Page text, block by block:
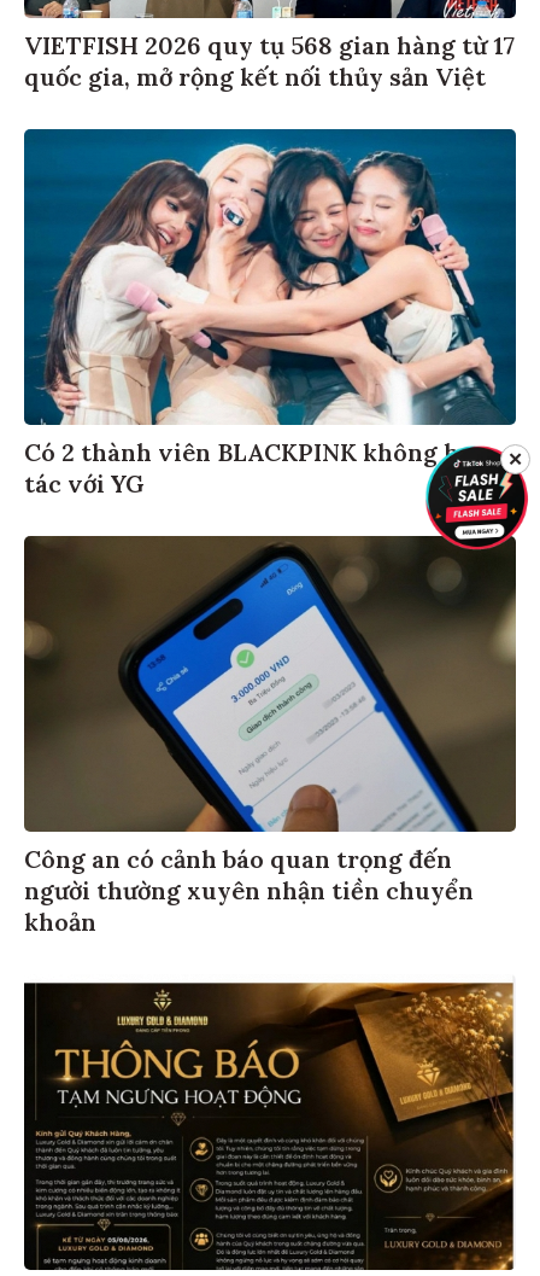
VIETFISH 2026 quy tụ 568 gian hàng từ 17
quốc gia, mở rộng kết nối thủy sản Việt
Có 2 thành viên BLACKPINK không hợp
tác với YG
Công an có cảnh báo quan trọng đến
người thường xuyên nhận tiền chuyển
khoản
✕